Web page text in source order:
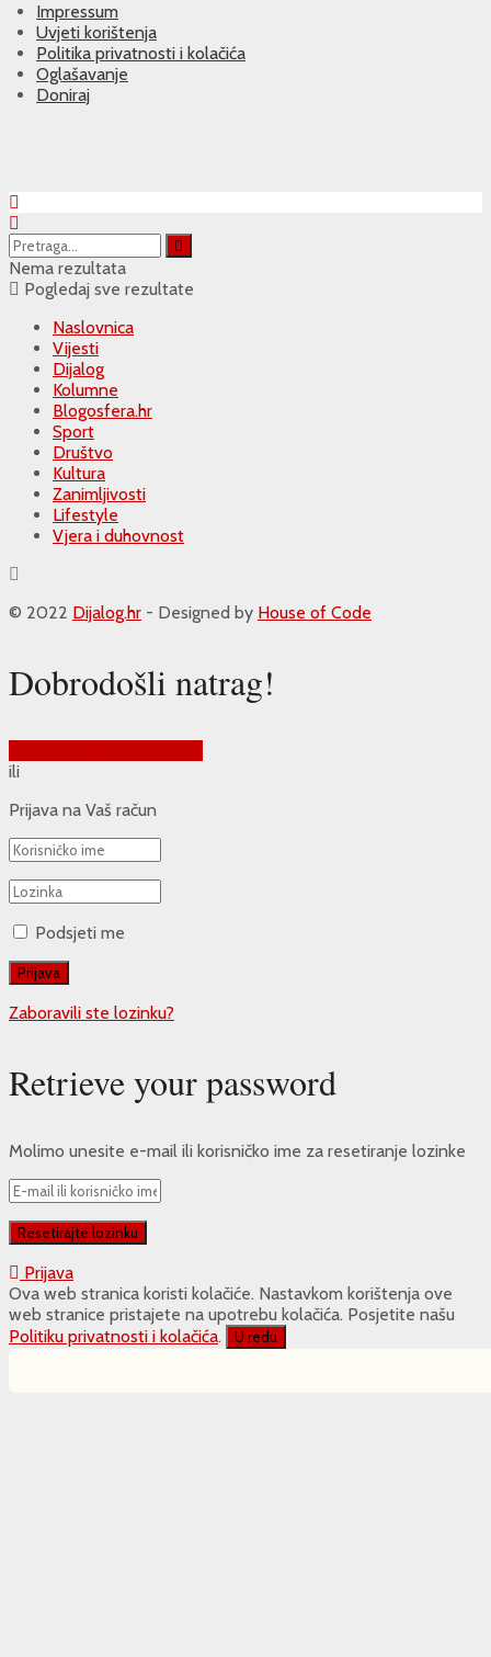
Impressum
Uvjeti korištenja
Politika privatnosti i kolačića
Oglašavanje
Doniraj
Nema rezultata
Pogledaj sve rezultate
Naslovnica
Vijesti
Dijalog
Kolumne
Blogosfera.hr
Sport
Društvo
Kultura
Zanimljivosti
Lifestyle
Vjera i duhovnost
© 2022 Dijalog.hr - Designed by House of Code
Dobrodošli natrag!
ili
Prijava na Vaš račun
Podsjeti me
Zaboravili ste lozinku?
Retrieve your password
Molimo unesite e-mail ili korisničko ime za resetiranje lozinke
Prijava
Ova web stranica koristi kolačiće. Nastavkom korištenja ove
web stranice pristajete na upotrebu kolačića. Posjetite našu
Politiku privatnosti i kolačića. U redu